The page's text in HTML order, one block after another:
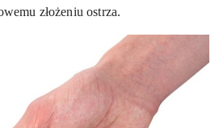
złożeniu ostrza.